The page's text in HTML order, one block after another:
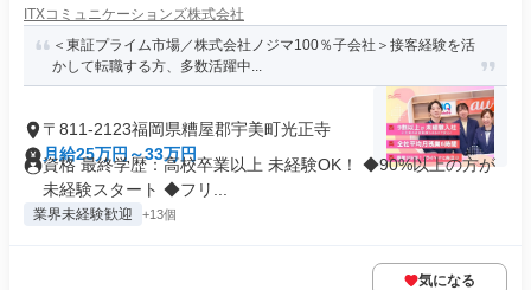
ITXコミュニケーションズ株式会社
＜東証プライム市場／株式会社ノジマ100％子会社＞接客経験を活
かして転職する方、多数活躍中...
〒811-2123福岡県糟屋郡宇美町光正寺
月給25万円～33万円
資格 最終学歴：高校卒業以上 未経験OK！ ◆90%以上の方が
未経験スタート ◆フリ...
業界未経験歓迎 +13個
気になる